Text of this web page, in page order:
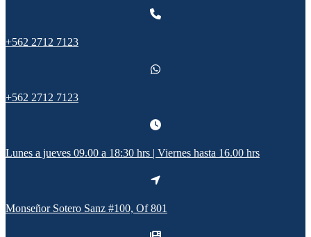
+562 2712 7123
+562 2712 7123
Lunes a jueves 09.00 a 18:30 hrs | Viernes hasta 16.00 hrs
Monseñor Sotero Sanz #100, Of 801